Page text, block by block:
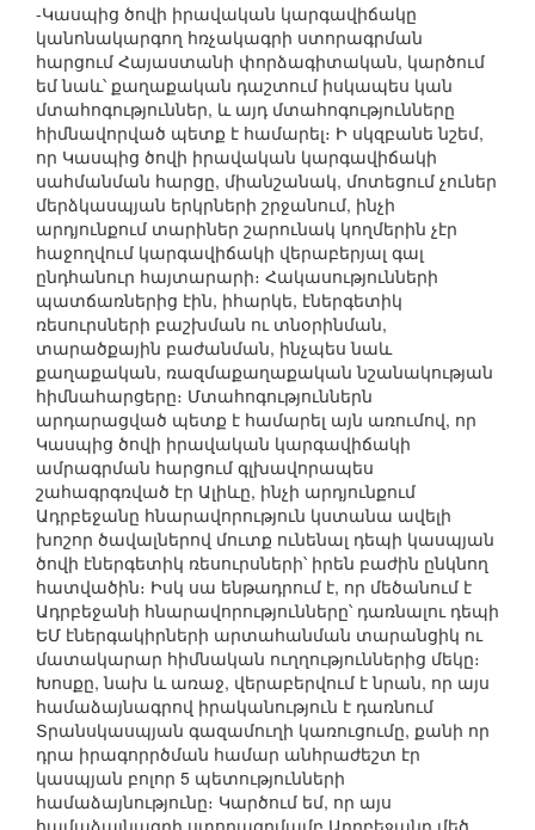
-Կասպից ծովի իրավական կարգավիճակը
կանոնակարգող հռչակագրի ստորագրման
հարցում Հայաստանի փորձագիտական, կարծում
եմ նաև՝ քաղաքական դաշտում իսկապես կան
մտահոգություններ, և այդ մտահոգությունները
հիմնավորված պետք է համարել։ Ի սկզբանե նշեմ,
որ Կասպից ծովի իրավական կարգավիճակի
սահմանման հարցը, միանշանակ, մոտեցում չուներ
մերձկասպյան երկրների շրջանում, ինչի
արդյունքում տարիներ շարունակ կողմերին չէր
հաջողվում կարգավիճակի վերաբերյալ գալ
ընդհանուր հայտարարի։ Հակասությունների
պատճառներից էին, իհարկե, էներգետիկ
ռեսուրսների բաշխման ու տնօրինման,
տարածքային բաժանման, ինչպես նաև
քաղաքական, ռազմաքաղաքական նշանակության
հիմնահարցերը։ Մտահոգություններն
արդարացված պետք է համարել այն առումով, որ
Կասպից ծովի իրավական կարգավիճակի
ամրագրման հարցում գլխավորապես
շահագրգռված էր Ալիևը, ինչի արդյունքում
Ադրբեջանը հնարավորություն կստանա ավելի
խոշոր ծավալներով մուտք ունենալ դեպի կասպյան
ծովի էներգետիկ ռեսուրսների՝ իրեն բաժին ընկնող
հատվածին։ Իսկ սա ենթադրում է, որ մեծանում է
Ադրբեջանի հնարավորությունները՝ դառնալու դեպի
ԵՄ էներգակիրների արտահանման տարանցիկ ու
մատակարար հիմնական ուղղություններից մեկը։
Խոսքը, նախ և առաջ, վերաբերվում է նրան, որ այս
համաձայնագրով իրականություն է դառնում
Տրանսկասպյան գազամուղի կառուցումը, քանի որ
դրա իրագորրծման համար անհրաժեշտ էր
կասպյան բոլոր 5 պետությունների
համաձայնությունը։ Կարծում եմ, որ այս